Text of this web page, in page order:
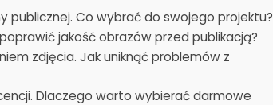
publicznej. Co wybrać do swojego projektu?
jakość obrazów przed publikacją?
zdjęcia. Jak uniknąć problemów z
Dlaczego warto wybierać darmowe